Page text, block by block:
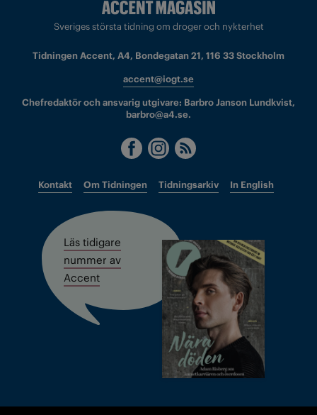
Sveriges största tidning om droger och nykterhet
Tidningen Accent, A4, Bondegatan 21, 116 33 Stockholm
accent@iogt.se
Chefredaktör och ansvarig utgivare: Barbro Janson Lundkvist,
barbro@a4.se.
Kontakt Om Tidningen Tidningsarkiv In English
Läs tidigare
nummer av
Accent